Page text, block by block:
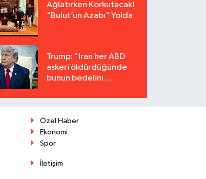
Ağlatırken Korkutacak!
"Bulut’un Azabı" Yolda
Trump: "İran her ABD
askeri öldürdüğünde
bunun bedelini
Özel Haber
Ekonomi
Spor
İletişim